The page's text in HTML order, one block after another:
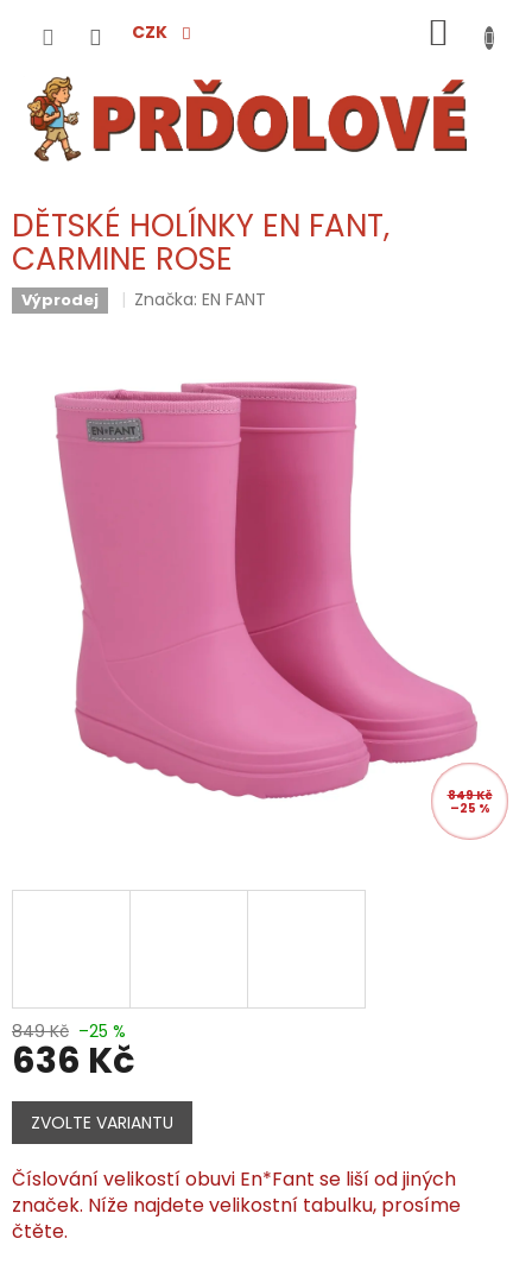
CZK
KOŠÍK
DĚTSKÉ HOLÍNKY EN FANT,
CARMINE ROSE
Výprodej Značka:EN FANT
849 Kč
–25 %
849 Kč –25 %
636 Kč
Měrná
cena:
ZVOLTE VARIANTU
Číslování velikostí obuvi En*Fant se liší od jiných
značek. Níže najdete velikostní tabulku, prosíme
čtěte.